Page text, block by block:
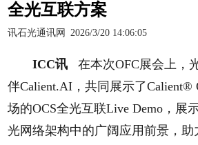
全光互联方案
讯石光通讯网 2026/3/20 14:06:05
ICC讯 在本次OFC展会上，
伴Calient.AI，共同展示了Calient®
场的OCS全光互联Live Demo，展
光网络架构中的广阔应用前景，助